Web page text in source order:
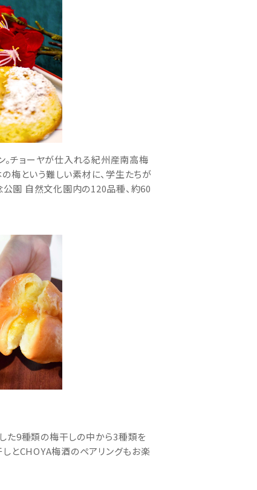
。チョーヤが仕入れる紀州産南高梅
梅という難しい素材に、学生たちが
園 自然文化園内の120品種、約60
た9種類の梅干しの中から3種類を
とCHOYA梅酒のペアリングもお楽